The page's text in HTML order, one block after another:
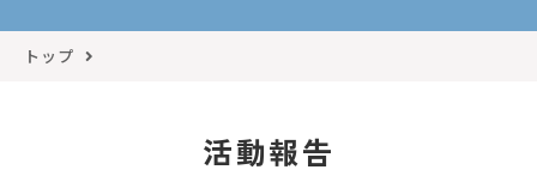
トップ
活動報告